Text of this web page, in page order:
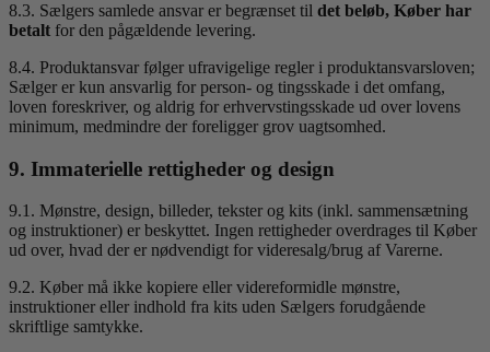
8.3. Sælgers samlede ansvar er begrænset til det beløb, Køber har
betalt for den pågældende levering.
8.4. Produktansvar følger ufravigelige regler i produktansvarsloven;
Sælger er kun ansvarlig for person- og tingsskade i det omfang,
loven foreskriver, og aldrig for erhvervstingsskade ud over lovens
minimum, medmindre der foreligger grov uagtsomhed.
9. Immaterielle rettigheder og design
9.1. Mønstre, design, billeder, tekster og kits (inkl. sammensætning
og instruktioner) er beskyttet. Ingen rettigheder overdrages til Køber
ud over, hvad der er nødvendigt for videresalg/brug af Varerne.
9.2. Køber må ikke kopiere eller videreformidle mønstre,
instruktioner eller indhold fra kits uden Sælgers forudgående
skriftlige samtykke.